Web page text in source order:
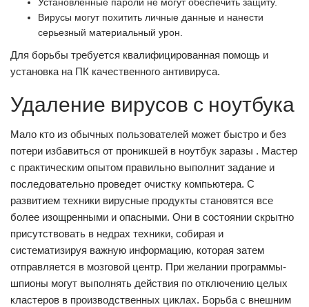
Вирусы могут похитить личные данные и нанести
серьезный материальный урон.
Для борьбы требуется квалифицированная помощь и
установка на ПК качественного антивируса.
Удаление вирусов с ноутбука
Мало кто из обычных пользователей может быстро и без
потери избавиться от проникшей в ноутбук заразы . Мастер
с практическим опытом правильно выполнит задание и
последовательно проведет очистку компьютера. С
развитием техники вирусные продукты становятся все
более изощренными и опасными. Они в состоянии скрытно
присутствовать в недрах техники, собирая и
систематизируя важную информацию, которая затем
отправляется в мозговой центр. При желании программы-
шпионы могут выполнять действия по отключению целых
кластеров в производственных циклах. Борьба с внешним